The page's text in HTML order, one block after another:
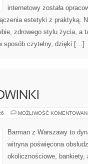
internetowy została
estetyki z praktyką.
zdrowego stylu życia, a
sposób czytelny, dzięki […]
MOŻLIWOŚĆ
Barman z Warszawy to
witryna poświęcona
okolicznościowe,